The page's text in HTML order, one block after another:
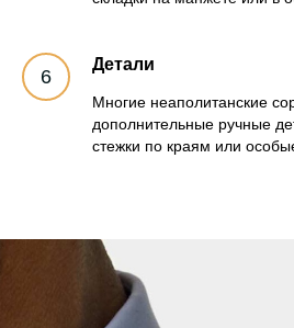
Детали
Многие неаполитанские
дополнительные ручные
стежки по краям или